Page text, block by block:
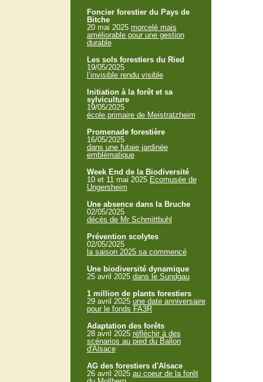
Foncier forestier du Pays de
Bitche
20 mai 2025 morcelé mais
améliorable pour une gestion
durable
Les sols forestiers du Ried
19/05/2025
l’invisible rendu visible
Initiation à la forêt et sa
sylviculture
19/05/2025
école primaire de Meistratzheim
Promenade forestière
16/05/2025
dans une futaie jardinée
emblématique
Week End de la Biodiversité
10 et 11 mai 2025 Ecomusée de
Ungersheim
Une absence dans la Bruche
02/05/2025
décès de Mr Schmittbuhl
Prévention scolytes
02/05/2025
la saison 2025 sa commencé
Une biodiversité dynamique
25 avril 2025 dans le Sundgau
1 million de plants forestiers
29 avril 2025 une date anniversaire
pour le fonds FA3R
Adaptation des forêts
28 avril 2025 réfléchir à des
scénarios au pied du Ballon
d'Alsace
AG des forestiers d'Alsace
26 avril 2025 au coeur de la forêt